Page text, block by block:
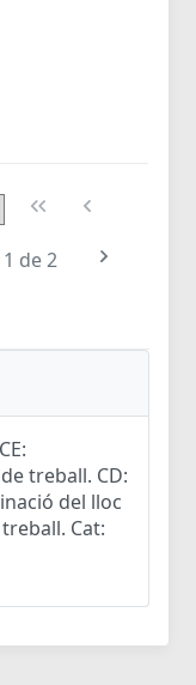
de 2
treball. CD:
del lloc
Cat: